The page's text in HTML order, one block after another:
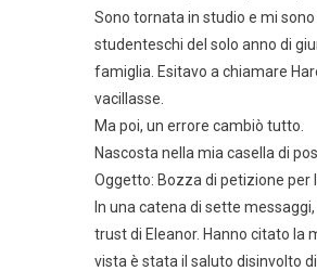
Sono tornata in studio e mi
studenteschi del solo anno di
famiglia. Esitavo a chiamare
vacillasse.
Ma poi, un errore cambiò tutto.
Nascosta nella mia casella di
Oggetto: Bozza di petizione per
In una catena di sette
trust di Eleanor. Hanno citato la
vista è stata il saluto disinvolto